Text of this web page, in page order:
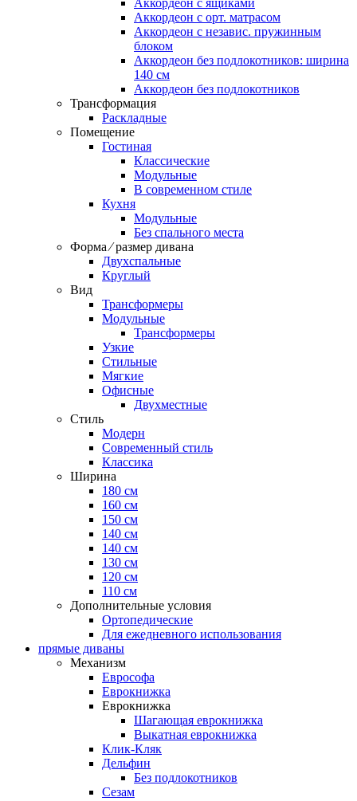
Аккордеон c ящиками
Аккордеон c орт. матрасом
Аккордеон c независ. пружинным
блоком
Аккордеон без подлокотников: ширина
140 см
Аккордеон без подлокотников
Трансформация
Раскладные
Помещение
Гостиная
Классические
Модульные
В современном стиле
Кухня
Модульные
Без спального места
Форма ⁄ размер дивана
Двухспальные
Круглый
Вид
Трансформеры
Модульные
Трансформеры
Узкие
Стильные
Мягкие
Офисные
Двухместные
Стиль
Модерн
Современный стиль
Классика
Ширина
180 см
160 см
150 см
140 см
140 см
130 см
120 см
110 см
Дополнительные условия
Ортопедические
Для ежедневного использования
прямые диваны
Механизм
Еврософа
Еврокнижка
Еврокнижка
Шагающая еврокнижка
Выкатная еврокнижка
Клик-Кляк
Дельфин
Без подлокотников
Сезам